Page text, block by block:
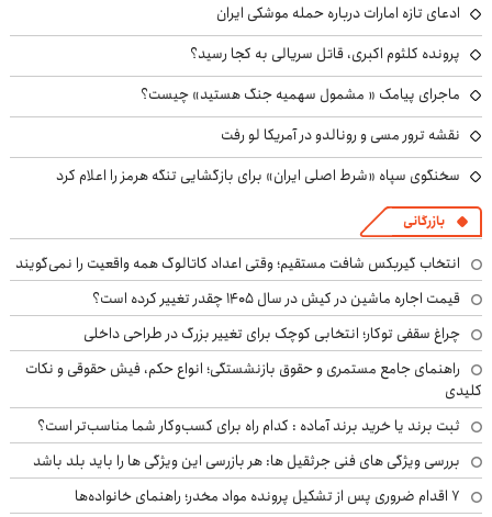
ادعای تازه امارات درباره حمله موشکی ایران
پرونده کلثوم اکبری، قاتل سریالی به کجا رسید؟
ماجرای پیامک « مشمول سهمیه جنگ هستید» چیست؟
نقشه ترور مسی و رونالدو در آمریکا لو رفت
سخنگوی سپاه «شرط اصلی ایران» برای بازگشایی تنگه هرمز را اعلام کرد
بازرگانی
انتخاب گیربکس شافت مستقیم؛ وقتی اعداد کاتالوگ همه واقعیت را نمی‌گویند
قیمت اجاره ماشین در کیش در سال ۱۴۰۵ چقدر تغییر کرده است؟
چراغ سقفی توکار؛ انتخابی کوچک برای تغییر بزرگ در طراحی داخلی
راهنمای جامع مستمری و حقوق بازنشستگی؛ انواع حکم، فیش حقوقی و نکات
کلیدی
ثبت برند یا خرید برند آماده : کدام راه برای کسب‌وکار شما مناسب‌تر است؟
بررسی ویژگی های فنی جرثقیل ها: هر بازرسی این ویژگی ها را باید بلد باشد
۷ اقدام ضروری پس از تشکیل پرونده مواد مخدر؛ راهنمای خانواده‌ها